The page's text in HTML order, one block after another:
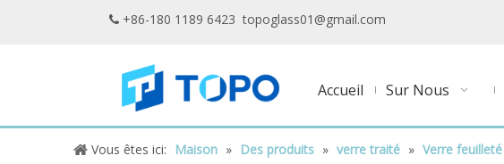
 +86-180 1189 6423 topoglass01@gmail.com
Accueil Sur Nous
Vous êtes ici: Maison » Des produits » verre traité » Verre feuilleté